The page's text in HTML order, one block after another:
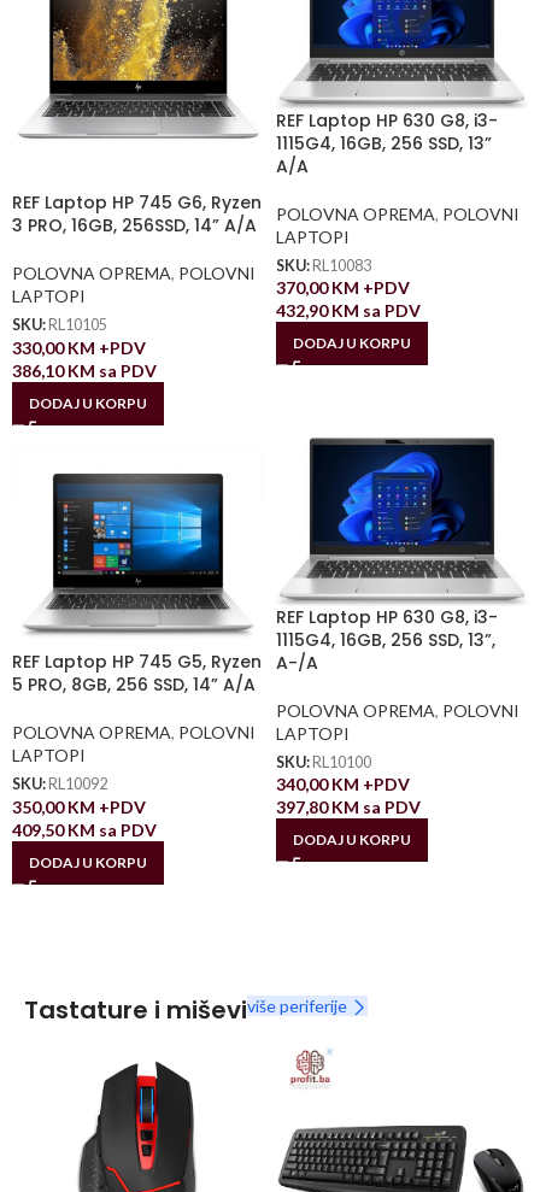
REF Laptop HP 745 G6, Ryzen
3 PRO, 16GB, 256SSD, 14” A/A
POLOVNA OPREMA, POLOVNI
LAPTOPI
SKU: RL10105
330,00KM +PDV
386,10KM sa PDV
DODAJ U KORPU
REF Laptop HP 630 G8, i3-
1115G4, 16GB, 256 SSD, 13”
A/A
POLOVNA OPREMA, POLOVNI
LAPTOPI
SKU: RL10083
370,00KM +PDV
432,90KM sa PDV
DODAJ U KORPU
REF Laptop HP 745 G5, Ryzen
5 PRO, 8GB, 256 SSD, 14” A/A
POLOVNA OPREMA, POLOVNI
LAPTOPI
SKU: RL10092
350,00KM +PDV
409,50KM sa PDV
DODAJ U KORPU
REF Laptop HP 630 G8, i3-
1115G4, 16GB, 256 SSD, 13”,
A-/A
POLOVNA OPREMA, POLOVNI
LAPTOPI
SKU: RL10100
340,00KM +PDV
397,80KM sa PDV
DODAJ U KORPU
Tastature i miševiviše periferije